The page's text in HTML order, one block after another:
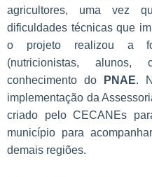
agricultores, uma vez
dificuldades técnicas que
o projeto realizou a
(nutricionistas, alunos,
conhecimento do
PNAE.
implementação da
criado pelo CECANEs
município para
demais regiões.